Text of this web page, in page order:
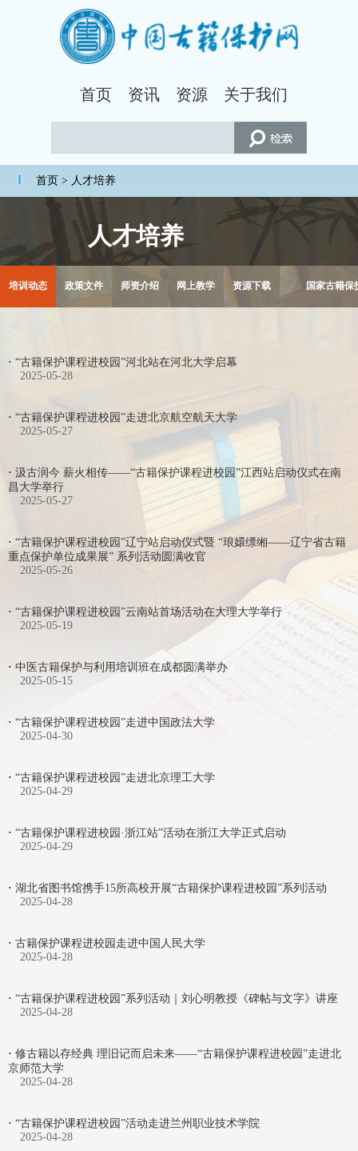
首页 资讯 资源 关于我们
首页 > 人才培养
人才培养
培训动态 政策文件 师资介绍 网上教学 资源下载 国家古籍保
· “古籍保护课程进校园”河北站在河北大学启幕
2025-05-28
· “古籍保护课程进校园”走进北京航空航天大学
2025-05-27
· 汲古润今 薪火相传——“古籍保护课程进校园”江西站启动仪式在南
昌大学举行
2025-05-27
· “古籍保护课程进校园”辽宁站启动仪式暨 “琅嬛缥缃——辽宁省古籍
重点保护单位成果展” 系列活动圆满收官
2025-05-26
· “古籍保护课程进校园”云南站首场活动在大理大学举行
2025-05-19
· 中医古籍保护与利用培训班在成都圆满举办
2025-05-15
· “古籍保护课程进校园”走进中国政法大学
2025-04-30
· “古籍保护课程进校园”走进北京理工大学
2025-04-29
· “古籍保护课程进校园·浙江站”活动在浙江大学正式启动
2025-04-29
· 湖北省图书馆携手15所高校开展“古籍保护课程进校园”系列活动
2025-04-28
· 古籍保护课程进校园走进中国人民大学
2025-04-28
· “古籍保护课程进校园”系列活动｜刘心明教授《碑帖与文字》讲座
2025-04-28
· 修古籍以存经典 理旧记而启未来——“古籍保护课程进校园”走进北
京师范大学
2025-04-28
· “古籍保护课程进校园”活动走进兰州职业技术学院
2025-04-28